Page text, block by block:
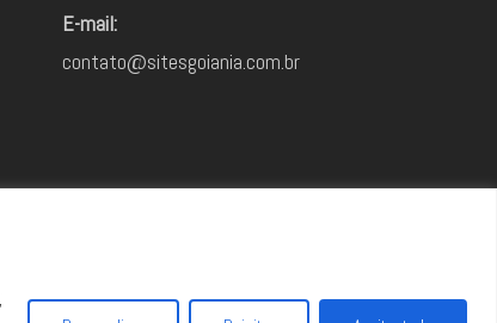
E-mail:
contato@sitesgoiania.com.br